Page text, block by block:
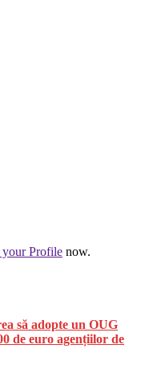
Profile now.
să adopte un OUG
de euro agențiilor de